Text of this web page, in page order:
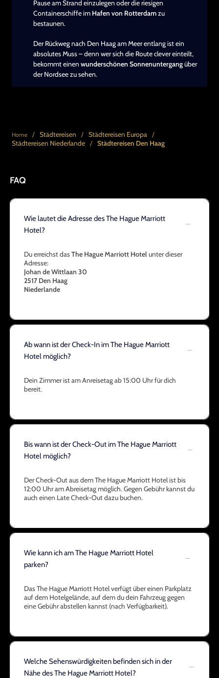
Pause am Strand einzulegen oder die riesigen
Containerschiffe im Hafen von Rotterdamzu
bestaunen.
Der Rückweg nach Den Haag am Meer entlang ist ein
absolutes Muss – denn wer sich die Route clever einteilt,
bekommt einen wunderschönen Sonnenuntergangüber
der Nordsee zu sehen.
Home / Städtereisen / Städtereisen Europa /
Städtereisen Niederlande / Städtereisen Den Haag
FAQ
Wie lautet die Adresse des The Hague Marriott
Hotel?
Du erreichst dasThe Hague Marriott Hotelunter dieser
Adresse:
Johan de Wittlaan 30
2517 Den Haag
Niederlande
Ab wann ist der Check-In im The Hague Marriott
Hotel möglich?
Dein Zimmer ist am Anreisetag ab 15:00 Uhr für dich
bereit.
Bis wann ist der Check-Out im The Hague Marriott
Hotel möglich?
Der Check-Out aus dem The Hague Marriott Hotel ist bis
12:00 Uhr am Abreisetag möglich. Gegen Gebühr kannst du
auch einen Late Check-Out dazu buchen.
Wie kann ich am The Hague Marriott Hotel
parken?
Das The Hague Marriott Hotel verfügt über einen Parkplatz
auf dem Hotelgelände, auf dem du dein Fahrzeug gegen
eine Gebühr abstellen kannst (nach Verfügbarkeit).
Welche Sehenswürdigkeiten befinden sich in der
Nähe des The Hague Marriott Hotel?